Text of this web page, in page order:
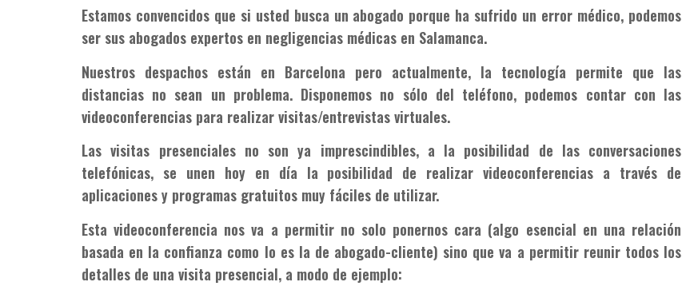
Estamos convencidos que si usted busca un abogado porque ha sufrido un error médico, podemos
ser sus abogados expertos en negligencias médicas en Salamanca.
Nuestros despachos están en Barcelona pero actualmente, la tecnología permite que las
distancias no sean un problema. Disponemos no sólo del teléfono, podemos contar con las
videoconferencias para realizar visitas/entrevistas virtuales.
Las visitas presenciales no son ya imprescindibles, a la posibilidad de las conversaciones
telefónicas, se unen hoy en día la posibilidad de realizar videoconferencias a través de
aplicaciones y programas gratuitos muy fáciles de utilizar.
Esta videoconferencia nos va a permitir no solo ponernos cara (algo esencial en una relación
basada en la confianza como lo es la de abogado-cliente) sino que va a permitir reunir todos los
detalles de una visita presencial, a modo de ejemplo: